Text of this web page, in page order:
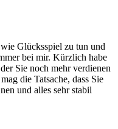
Glücksspiel zu tun und
bei mir. Kürzlich habe
Sie noch mehr verdienen
die Tatsache, dass Sie
und alles sehr stabil